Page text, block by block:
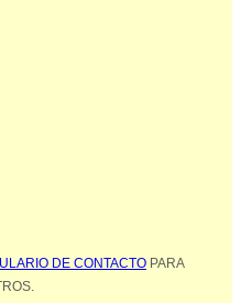
DE CONTACTO PARA